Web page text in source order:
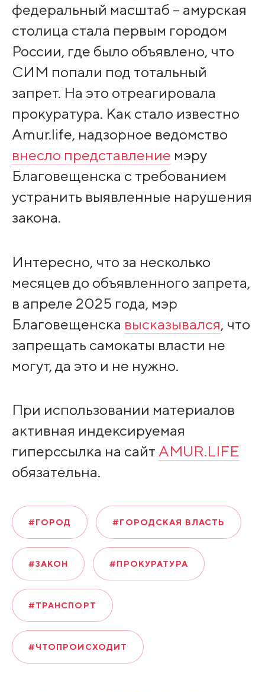
федеральный масштаб – амурская
столица стала первым городом
России, где было объявлено, что
СИМ попали под тотальный
запрет. На это отреагировала
прокуратура. Как стало известно
Amur.life, надзорное ведомство
внесло представление мэру
Благовещенска с требованием
устранить выявленные нарушения
закона.
Интересно, что за несколько
месяцев до объявленного запрета,
в апреле 2025 года, мэр
Благовещенска высказывался, что
запрещать самокаты власти не
могут, да это и не нужно.
При использовании материалов
активная индексируемая
гиперссылка на сайт AMUR.LIFE
обязательна.
#ГОРОД #ГОРОДСКАЯ ВЛАСТЬ
#ЗАКОН #ПРОКУРАТУРА
#ТРАНСПОРТ
#ЧТОПРОИСХОДИТ